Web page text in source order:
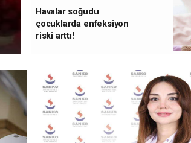
Havalar soğudu
çocuklarda enfeksiyon
riski arttı!